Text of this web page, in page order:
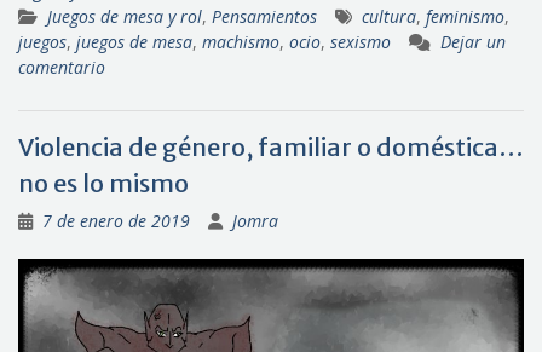
Juegos de mesa y rol, Pensamientos cultura, feminismo,
juegos, juegos de mesa, machismo, ocio, sexismo
Dejar un
comentario
Violencia de género, familiar o doméstica…
no es lo mismo
7 de enero de 2019 Jomra